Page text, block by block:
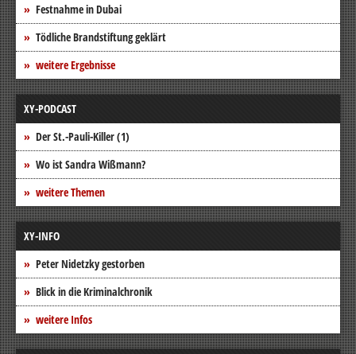
Festnahme in Dubai
Tödliche Brandstiftung geklärt
weitere Ergebnisse
XY-PODCAST
Der St.-Pauli-Killer (1)
Wo ist Sandra Wißmann?
weitere Themen
XY-INFO
Peter Nidetzky gestorben
Blick in die Kriminalchronik
weitere Infos